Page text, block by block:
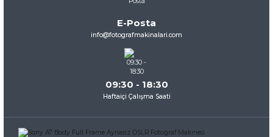
Ürün fiyatı diğer sitelerden daha pahalı.
E-Posta
info@fotografmakinalari.com
09:30 - 18:30
Haftaiçi Çalışma Saati